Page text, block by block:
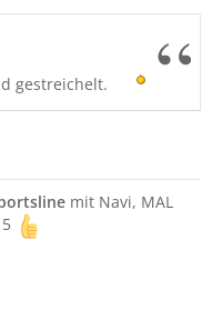
gestreichelt.
mit Navi, MAL